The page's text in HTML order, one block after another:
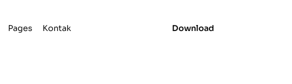
Pages Kontak Download